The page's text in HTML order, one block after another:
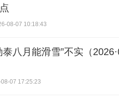
08-07 10:18:43
八月能滑雪”不实（
07 17:25:23